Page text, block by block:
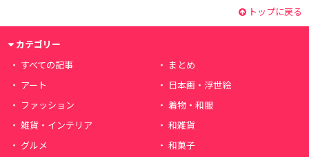
トップに戻る
カテゴリー
すべての記事
まとめ
アート
日本画・浮世絵
ファッション
着物・和服
雑貨・インテリア
和雑貨
グルメ
和菓子